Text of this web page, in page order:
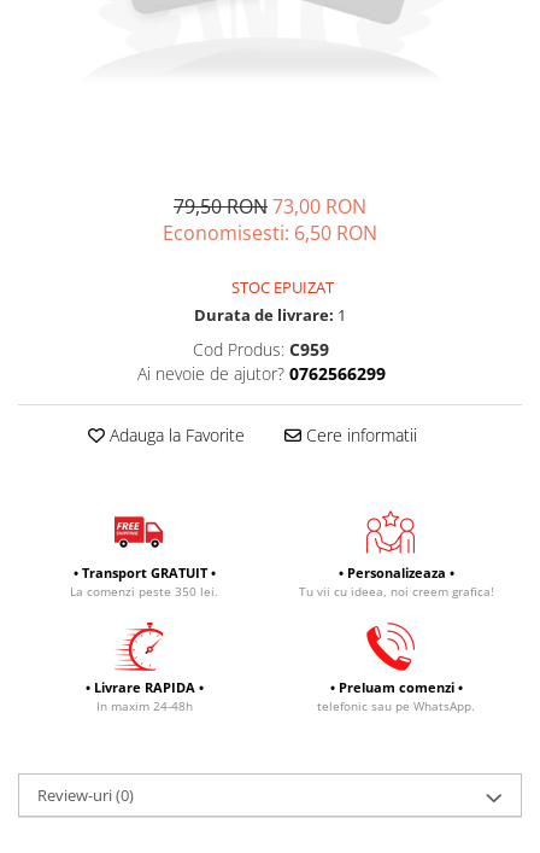
Body bebelusi personalizate
Cadouri Personalizate Unice
Sorturi Personalizate
79,50 RON73,00 RON
Economisesti: 6,50 RON
STOC EPUIZAT
Durata de livrare: 1
Cod Produs: C959
Ai nevoie de ajutor? 0762566299
Adauga la Favorite Cere informatii
• Transport GRATUIT •
La comenzi peste 350 lei.
• Personalizeaza •
Tu vii cu ideea, noi creem grafica!
• Livrare RAPIDA •
In maxim 24-48h
• Preluam comenzi •
telefonic sau pe WhatsApp.
Review-uri(0)